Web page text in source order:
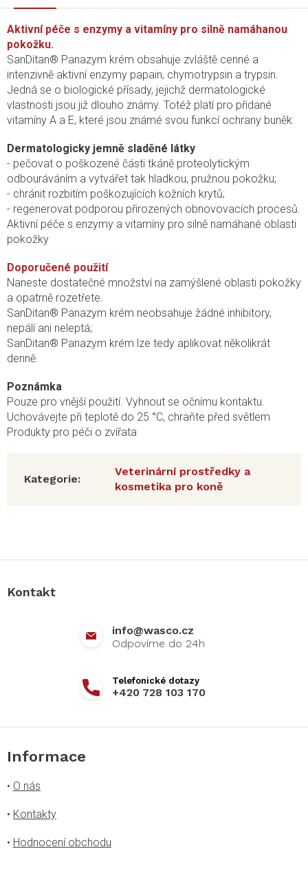
Aktivní péče s enzymy a vitamíny pro silně namáhanou
pokožku.
SanDitan® Panazym krém obsahuje zvláště cenné a
intenzivně aktivní enzymy papain, chymotrypsin a trypsin.
Jedná se o biologické přísady, jejichž dermatologické
vlastnosti jsou již dlouho známy. Totéž platí pro přidané
vitamíny A a E, které jsou známé svou funkcí ochrany buněk.
Dermatologicky jemně sladěné látky
- pečovat o poškozené části tkáně proteolytickým
odbouráváním a vytvářet tak hladkou, pružnou pokožku;
- chránit rozbitím poškozujících kožních krytů;
- regenerovat podporou přirozených obnovovacích procesů.
Aktivní péče s enzymy a vitamíny pro silně namáhané oblasti
pokožky
Doporučené použití
Naneste dostatečné množství na zamýšlené oblasti pokožky
a opatrně rozetřete.
SanDitan® Panazym krém neobsahuje žádné inhibitory,
nepálí ani neleptá;
SanDitan® Panazym krém lze tedy aplikovat několikrát
denně.
Poznámka
Pouze pro vnější použití. Vyhnout se očnímu kontaktu.
Uchovávejte při teplotě do 25 °C, chraňte před světlem
Produkty pro péči o zvířata
Kategorie:
Veterinární prostředky a
kosmetika pro koně
Kontakt
info@wasco.cz
+420 728 103 170
Informace
• O nás
• Kontakty
• Hodnocení obchodu